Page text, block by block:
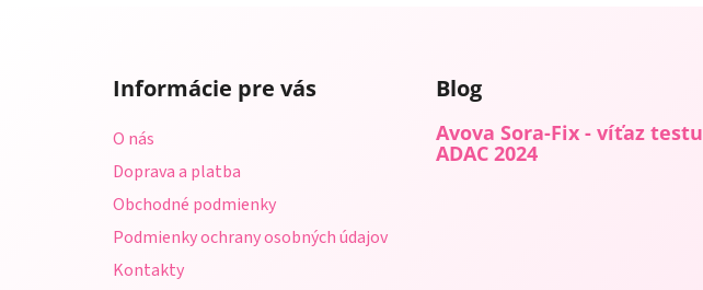
Informácie pre vás
O nás
Doprava a platba
Obchodné podmienky
Podmienky ochrany osobných údajov
Kontakty
Blog
Avova Sora-Fix - víťaz testu
ADAC 2024